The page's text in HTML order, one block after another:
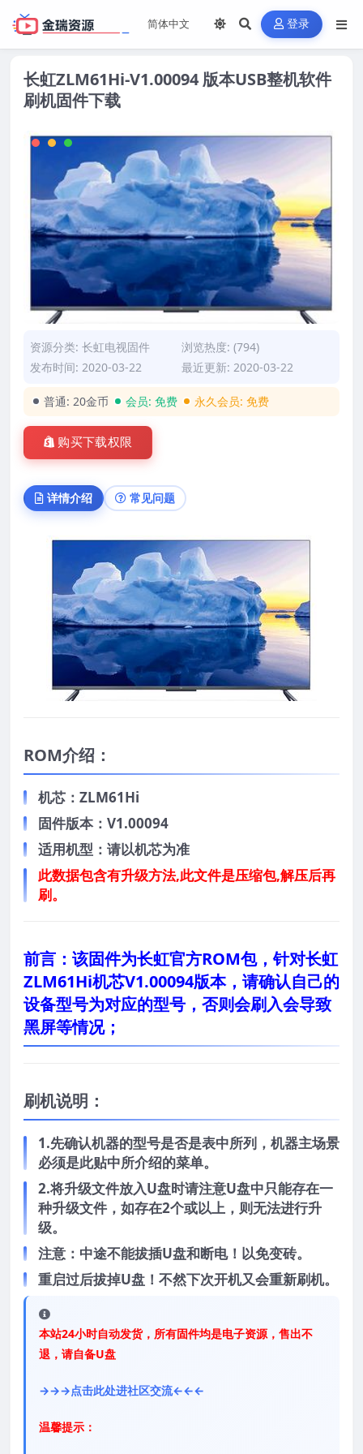
登录
长虹ZLM61Hi-V1.00094 版本USB整机软件
刷机固件下载
资源分类: 长虹电视固件
浏览热度: (794)
发布时间: 2020-03-22
最近更新: 2020-03-22
普通: 20金币 会员: 免费 永久会员: 免费
购买下载权限
详情介绍 常见问题
ROM介绍：
机芯：ZLM61Hi
固件版本：V1.00094
适用机型：请以机芯为准
此数据包含有升级方法,此文件是压缩包,解压后再
刷。
前言： 该固件为长虹官方ROM包，针对长虹
ZLM61Hi机芯V1.00094版本，请确认自己的
设备型号为对应的型号，否则会刷入会导致
黑屏等情况；
刷机说明：
1.先确认机器的型号是否是表中所列，机器主场景
必须是此贴中所介绍的菜单。
2.将升级文件放入U盘时请注意U盘中只能存在一
种升级文件，如存在2个或以上，则无法进行升
级。
注意：中途不能拔插U盘和断电！以免变砖。
重启过后拔掉U盘！不然下次开机又会重新刷机。
本站24小时自动发货，所有固件均是电子资源，售出不
退，请自备U盘
→→→点击此处进社区交流←←←
温馨提示：